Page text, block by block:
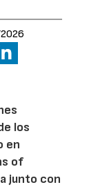
los
en
of
junto con